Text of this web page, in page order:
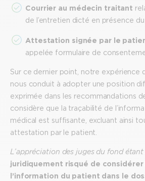
Courrier au médecin traitant
de l’entretien dicté en présence
Attestation signée par le
appelée formulaire de
Sur ce dernier point, notre expérience
nous conduit à adopter une position
exprimée dans les recommandations
considère que la traçabilité de
médical est suffisante, excluant ainsi
attestation par le patient.
L’appréciation des juges du fond
juridiquement risqué de
l’information du patient dans le